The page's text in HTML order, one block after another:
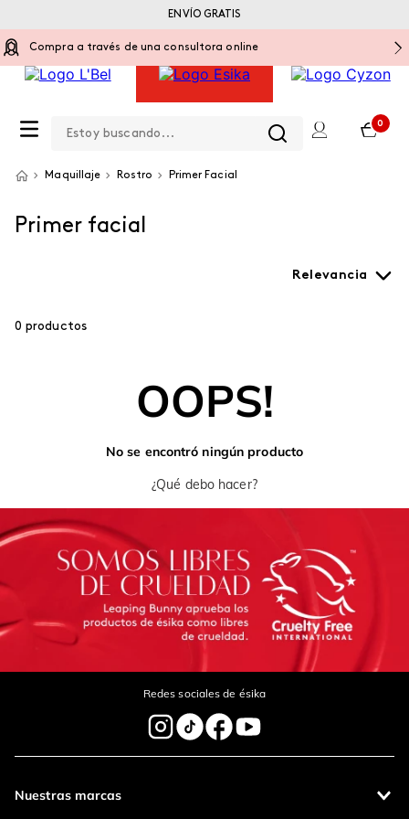
Compra a través de una consultora online
0
ENVÍO GRATIS
Maquillaje Rostro Primer Facial
Primer facial
Relevancia
0 productos
OOPS!
No se encontró ningún producto
¿Qué debo hacer?
Redes sociales de ésika
Nuestras marcas